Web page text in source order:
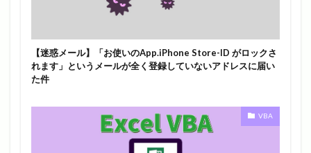
【迷惑メール】「お使いのApp.iPhone Store-ID がロックさ
れます」というメールが全く登録していないアドレスに届い
た件
VBA